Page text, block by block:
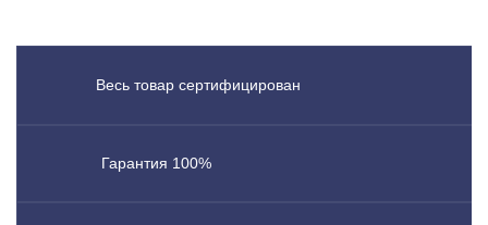
Весь товар сертифицирован
Гарантия 100%